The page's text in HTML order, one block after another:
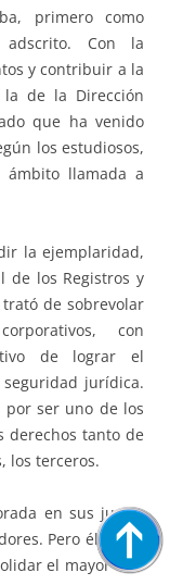
primero como
Con la
y contribuir a la
de la Dirección
que ha venido
los estudiosos,
llamada a
la ejemplaridad,
de los Registros y
de sobrevolar
con
de lograr el
jurídica.
por ser uno de los
derechos tanto de
los terceros.
en sus justos
Pero él habla
el mayor reto